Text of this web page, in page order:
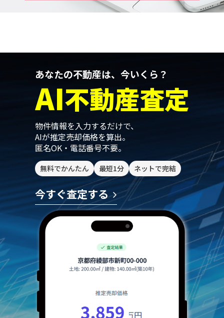
あなたの不動産は、今いくら？
AI不動産査定
物件情報を入力するだけで、
AIが推定売却価格を算出。
匿名OK・電話番号不要。
無料でかんたん 最短1分 ネットで完結
今すぐ査定する